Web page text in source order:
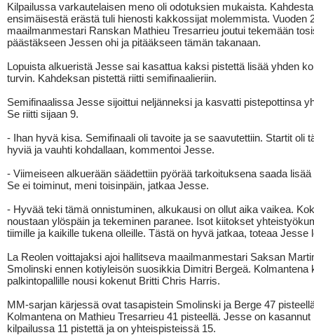
Kilpailussa varkautelaisen meno oli odotuksien mukaista. Kahdesta
ensimäisestä erästä tuli hienosti kakkossijat molemmista. Vuoden
maailmanmestari Ranskan Mathieu Tresarrieu joutui tekemään
päästäkseen Jessen ohi ja pitääkseen tämän takanaan.
Lopuista alkueristä Jesse sai kasattua kaksi pistettä lisää yhden
turvin. Kahdeksan pistettä riitti semifinaalieriin.
Semifinaalissa Jesse sijoittui neljänneksi ja kasvatti pistepottinsa
Se riitti sijaan 9.
- Ihan hyvä kisa. Semifinaali oli tavoite ja se saavutettiin. Startit oli
hyviä ja vauhti kohdallaan, kommentoi Jesse.
- Viimeiseen alkuerään säädettiin pyörää tarkoituksena saada lisää
Se ei toiminut, meni toisinpäin, jatkaa Jesse.
- Hyvää teki tämä onnistuminen, alkukausi on ollut aika vaikea.
noustaan ylöspäin ja tekeminen paranee. Isot kiitokset
tiimille ja kaikille tukena olleille. Tästä on hyvä jatkaa, toteaa Jesse
La Reolen voittajaksi ajoi hallitseva maailmanmestari Saksan
Smolinski ennen kotiyleisön suosikkia Dimitri Bergeä. Kolmantena
palkintopallille nousi kokenut Britti Chris Harris.
MM-sarjan kärjessä ovat tasapistein Smolinski ja Berge 47
Kolmantena on Mathieu Tresarrieu 41 pisteellä. Jesse on
kilpailussa 11 pistettä ja on yhteispisteissä 15.